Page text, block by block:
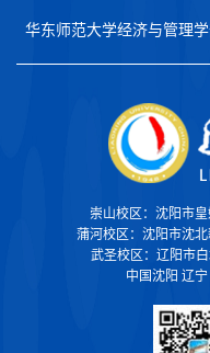
华东师范大学经济与管理
崇山校区：沈阳市
蒲河校区：沈阳市沈
武圣校区：辽阳市
中国沈阳 辽